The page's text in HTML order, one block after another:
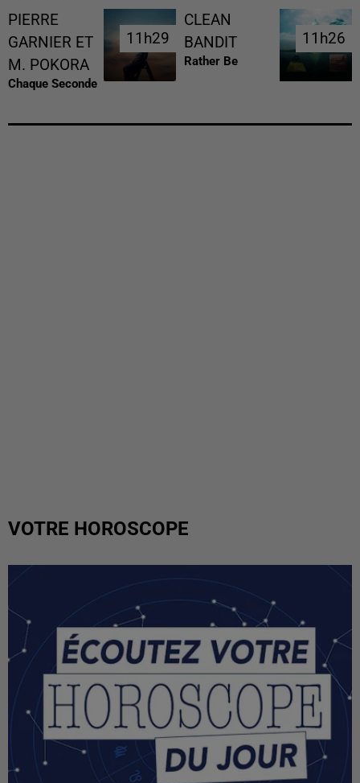
PIERRE
GARNIER ET
M. POKORA
Chaque Seconde
11h29
11h29
CLEAN
BANDIT
Rather Be
11h26
11h26
VOTRE HOROSCOPE